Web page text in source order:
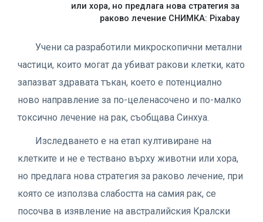
или хора, но предлага нова стратегия за
раково лечение СНИМКА: Pixabay
Учени са разработили микроскопични метални
частици, които могат да убиват ракови клетки, като
запазват здравата тъкан, което е потенциално
ново направление за по-целенасочено и по-малко
токсично лечение на рак, съобщава Синхуа.
Изследването е на етап култивиране на
клетките и не е тествано върху животни или хора,
но предлага нова стратегия за раково лечение, при
която се използва слабостта на самия рак, се
посочва в изявление на австралийския Кралски